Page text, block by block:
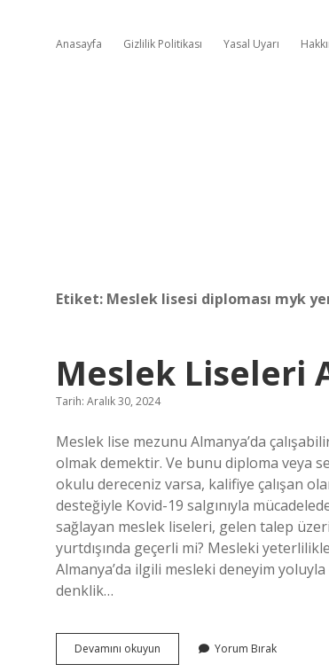
Anasayfa Gizlilik Politikası Yasal Uyarı
Etiket: Meslek lisesi diploması myk
Meslek Liseleri
Tarih: Aralık 30, 2024
Meslek lise mezunu Almanya’da
olmak demektir. Ve bunu diploma veya
okulu dereceniz varsa, kalifiye çalışan
desteğiyle Kovid-19 salgınıyla
sağlayan meslek liseleri, gelen talep
yurtdışında geçerli mi? Mesleki
Almanya’da ilgili mesleki deneyim
denklik…
Devamını okuyun
Liseleri
Yorum Bırak